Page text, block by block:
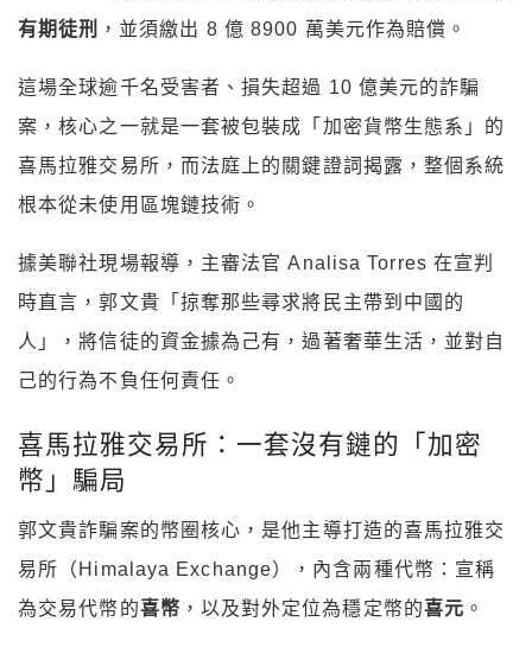
有期徒刑
，並須繳出 8 億 8900 萬美元作為賠償。
這場全球逾千名受害者、損失超過 10 億美元的詐騙
案，核心之一就是一套被包裝成「加密貨幣生態系」的
喜馬拉雅交易所，而法庭上的關鍵證詞揭露，整個系統
根本從未使用區塊鏈技術。
據美聯社現場報導，主審法官 Analisa Torres 在宣判
時直言，郭文貴「掠奪那些尋求將民主帶到中國的
人」，將信徒的資金據為己有，過著奢華生活，並對自
己的行為不負任何責任。
喜馬拉雅交易所：一套沒有鏈的「加密
幣」騙局
郭文貴詐騙案的幣圈核心，是他主導打造的喜馬拉雅交
易所（Himalaya Exchange），內含兩種代幣：宣稱
為交易代幣的喜幣 ，以及對外定位為穩定幣的喜元 。